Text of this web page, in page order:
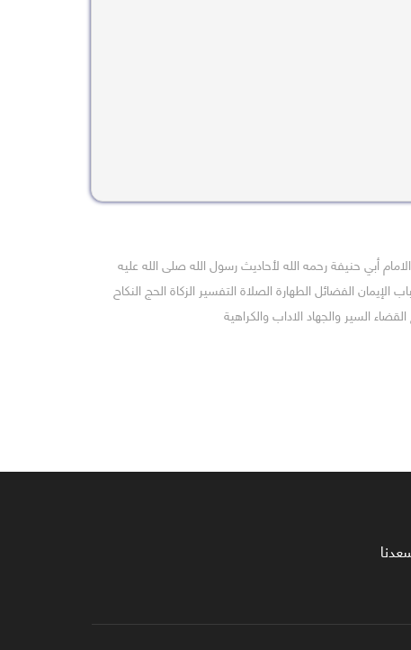
أبي حنيفة رحمه الله لأحاديث رسول الله صلى الله عليه
الفضائل الطهارة الصلاة التفسير الزكاة الحج النكاح
القضاء السير والجهاد الاداب والكراهية